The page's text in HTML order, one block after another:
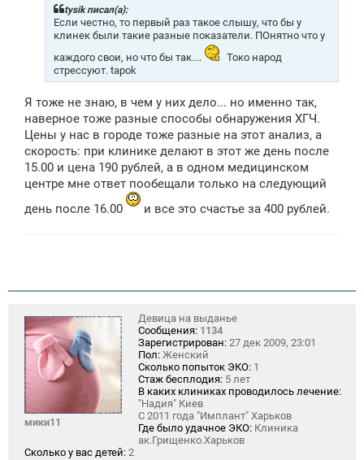
tysik писал(а):
Если честно, то первый раз такое слышу, что бы у
клинек были такие разные показатели. ПОнятно что у
каждого свои, но что бы так....
Токо народ
стрессуют. tapok
Я тоже не знаю, в чем у них дело... но именно так,
наверное тоже разные способы обнаружения ХГЧ.
Цены у нас в городе тоже разные на этот анализ, а
скорость: при клинике делают в этот же день после
15.00 и цена 190 рублей, а в одном медицинском
центре мне ответ пообещали только на следующий
день после 16.00
и все это счастье за 400 рублей.
мики11
Девица на выданье
Сообщения: 1134
Зарегистрирован: 27 дек 2009, 23:01
Пол: Женский
Сколько попыток ЭКО: 1
Стаж бесплодия: 5 лет
В каких клиниках проводилось лечение:
"Надия" Киев
С 2011 года "Имплант" Харьков
Где было удачное ЭКО: Клиника
ак.Грищенко.Харьков
Сколько у вас детей: 2